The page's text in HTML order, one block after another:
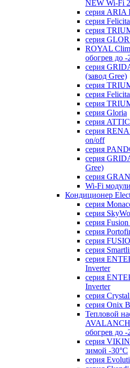
NEW Wi-Fi
серия ARIA
серия
серия
серия
ROYAL
обогрев до -
серия
(завод Gree)
серия
серия
серия
серия Gloria
серия
серия
on/off
серия
серия
Gree)
серия
Wi-Fi модули
Кондиционер
серия
серия
серия
серия
серия
серия
серия
Inverter
серия
Inverter
серия
серия Onix
Тепловой
обогрев до -
серия
зимой -30°С
серия